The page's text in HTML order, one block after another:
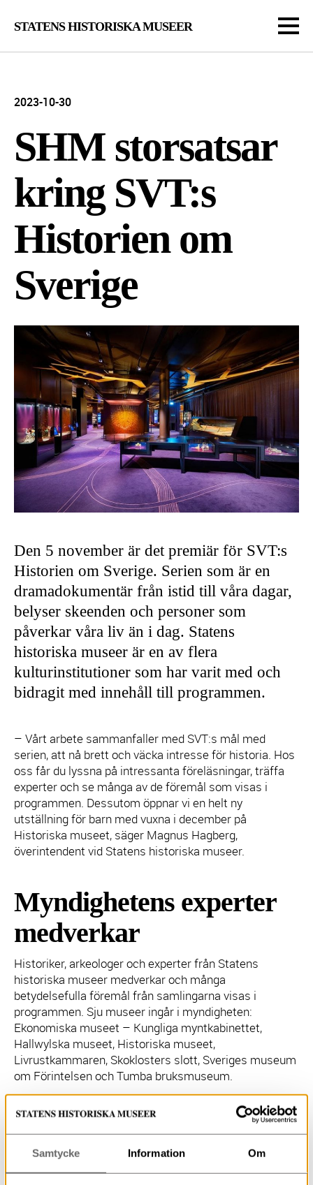
Samtycke Information Om
STATENS HISTORISKA MUSEER
2023-10-30
SHM storsatsar
kring SVT:s
Historien om
Sverige
Den 5 november är det premiär för SVT:s
Historien om Sverige. Serien som är en
dramadokumentär från istid till våra dagar,
belyser skeenden och personer som
påverkar våra liv än i dag. Statens
historiska museer är en av flera
kulturinstitutioner som har varit med och
bidragit med innehåll till programmen.
– Vårt arbete sammanfaller med SVT:s mål med
serien, att nå brett och väcka intresse för historia. Hos
oss får du lyssna på intressanta föreläsningar, träffa
experter och se många av de föremål som visas i
programmen. Dessutom öppnar vi en helt ny
utställning för barn med vuxna i december på
Historiska museet, säger Magnus Hagberg,
överintendent vid Statens historiska museer.
Myndighetens experter
medverkar
Historiker, arkeologer och experter från Statens
historiska museer medverkar och många
betydelsefulla föremål från samlingarna visas i
programmen. Sju museer ingår i myndigheten:
Ekonomiska museet – Kungliga myntkabinettet,
Hallwylska museet, Historiska museet,
Livrustkammaren, Skoklosters slott, Sveriges museum
om Förintelsen och Tumba bruksmuseum.
Program och utställning kopplat
till serien
Museerna fångar upp teman från seriens tio avsnitt